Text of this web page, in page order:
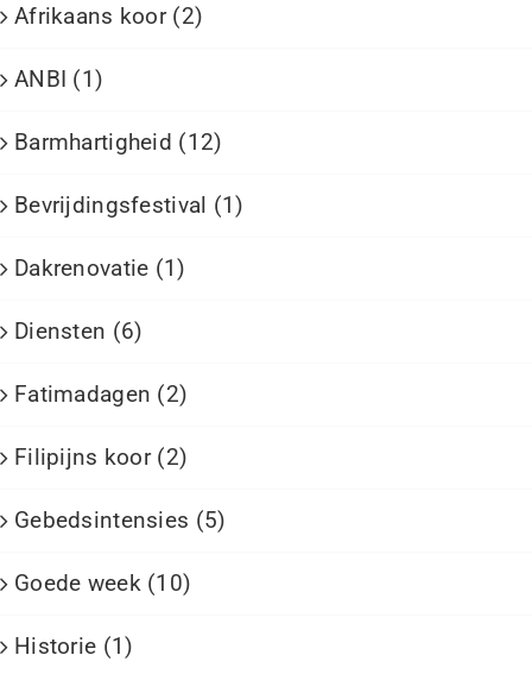
Afrikaans koor (2)
ANBI (1)
Barmhartigheid (12)
Bevrijdingsfestival (1)
Dakrenovatie (1)
Diensten (6)
Fatimadagen (2)
Filipijns koor (2)
Gebedsintensies (5)
Goede week (10)
Historie (1)